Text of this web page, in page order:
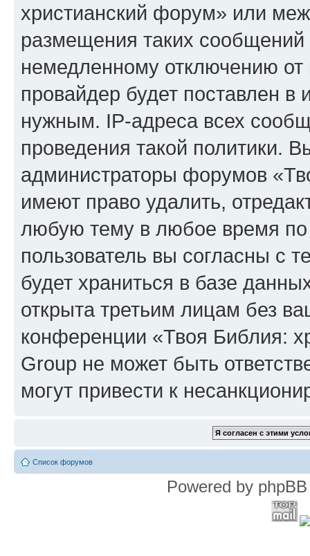
христианский форум» или
размещения таких
немедленному отключению
провайдер будет поставлен в
нужным. IP-адреса всех
проведения такой политики.
администраторы форумов
имеют право удалить,
любую тему в любое время
пользователь вы согласны с
будет храниться в базе
открыта третьим лицам без
конференции «Твоя Библия:
Group не может быть
могут привести к
Список форумов
Powered by